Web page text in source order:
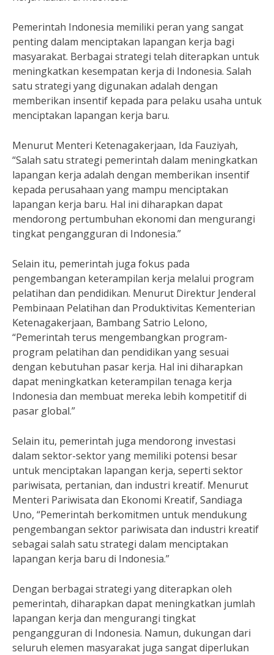
Pemerintah Indonesia memiliki peran yang sangat
penting dalam menciptakan lapangan kerja bagi
masyarakat. Berbagai strategi telah diterapkan untuk
meningkatkan kesempatan kerja di Indonesia. Salah
satu strategi yang digunakan adalah dengan
memberikan insentif kepada para pelaku usaha untuk
menciptakan lapangan kerja baru.
Menurut Menteri Ketenagakerjaan, Ida Fauziyah,
“Salah satu strategi pemerintah dalam meningkatkan
lapangan kerja adalah dengan memberikan insentif
kepada perusahaan yang mampu menciptakan
lapangan kerja baru. Hal ini diharapkan dapat
mendorong pertumbuhan ekonomi dan mengurangi
tingkat pengangguran di Indonesia.”
Selain itu, pemerintah juga fokus pada
pengembangan keterampilan kerja melalui program
pelatihan dan pendidikan. Menurut Direktur Jenderal
Pembinaan Pelatihan dan Produktivitas Kementerian
Ketenagakerjaan, Bambang Satrio Lelono,
“Pemerintah terus mengembangkan program-
program pelatihan dan pendidikan yang sesuai
dengan kebutuhan pasar kerja. Hal ini diharapkan
dapat meningkatkan keterampilan tenaga kerja
Indonesia dan membuat mereka lebih kompetitif di
pasar global.”
Selain itu, pemerintah juga mendorong investasi
dalam sektor-sektor yang memiliki potensi besar
untuk menciptakan lapangan kerja, seperti sektor
pariwisata, pertanian, dan industri kreatif. Menurut
Menteri Pariwisata dan Ekonomi Kreatif, Sandiaga
Uno, “Pemerintah berkomitmen untuk mendukung
pengembangan sektor pariwisata dan industri kreatif
sebagai salah satu strategi dalam menciptakan
lapangan kerja baru di Indonesia.”
Dengan berbagai strategi yang diterapkan oleh
pemerintah, diharapkan dapat meningkatkan jumlah
lapangan kerja dan mengurangi tingkat
pengangguran di Indonesia. Namun, dukungan dari
seluruh elemen masyarakat juga sangat diperlukan